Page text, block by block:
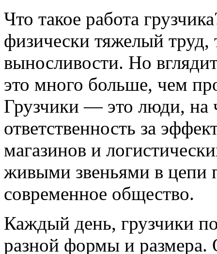
Что такое работа
физически тяжелый
выносливости. Но
это много больше, чем
Грузчики — это люди, на
ответственность за
магазинов и
живыми звеньями в цепи
современное общество.
Каждый день, грузчики
разной формы и размера.